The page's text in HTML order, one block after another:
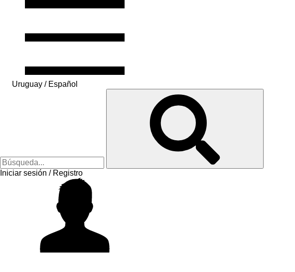
Uruguay / Español
Iniciar sesión / Registro